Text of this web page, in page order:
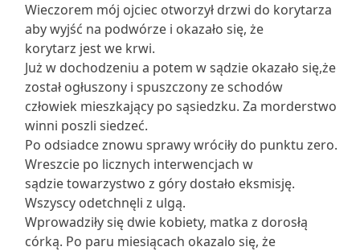
Wieczorem mój ojciec otworzył drzwi do korytarza
aby wyjść na podwórze i okazało się, że
korytarz jest we krwi.
Już w dochodzeniu a potem w sądzie okazało się,że
został ogłuszony i spuszczony ze schodów
człowiek mieszkający po sąsiedzku. Za morderstwo
winni poszli siedzeć.
Po odsiadce znowu sprawy wróciły do punktu zero.
Wreszcie po licznych interwencjach w
sądzie towarzystwo z góry dostało eksmisję.
Wszyscy odetchnęli z ulgą.
Wprowadziły się dwie kobiety, matka z dorosłą
córką. Po paru miesiącach okazalo się, że